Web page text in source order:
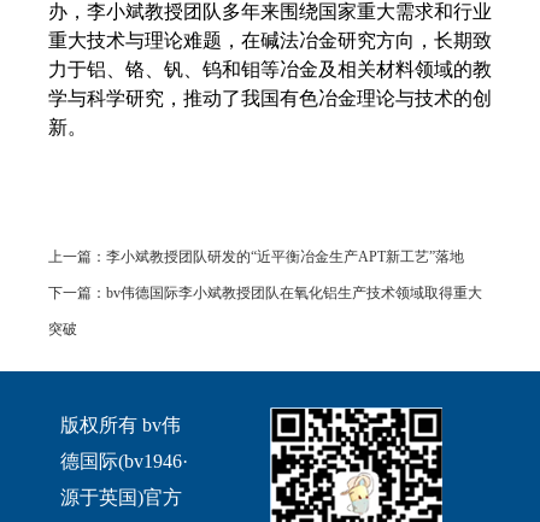
办，李小斌教授团队多年来围绕国家重大需求和行业
重大技术与理论难题，在碱法冶金研究方向，长期致
力于铝、铬、钒、钨和钼等冶金及相关材料领域的教
学与科学研究，推动了我国有色冶金理论与技术的创
新。
上一篇： 李小斌教授团队研发的“近平衡冶金生产APT新工艺”落地
下一篇： bv伟德国际李小斌教授团队在氧化铝生产技术领域取得重大
突破
版权所有 bv伟
德国际(bv1946·
源于英国)官方